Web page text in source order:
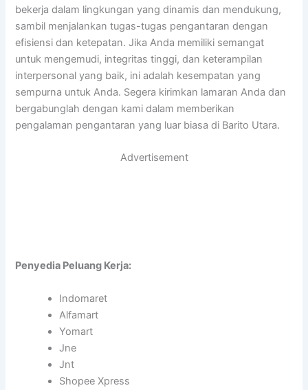
bekerja dalam lingkungan yang dinamis dan mendukung,
sambil menjalankan tugas-tugas pengantaran dengan
efisiensi dan ketepatan. Jika Anda memiliki semangat
untuk mengemudi, integritas tinggi, dan keterampilan
interpersonal yang baik, ini adalah kesempatan yang
sempurna untuk Anda. Segera kirimkan lamaran Anda dan
bergabunglah dengan kami dalam memberikan
pengalaman pengantaran yang luar biasa di Barito Utara.
Advertisement
Penyedia Peluang Kerja:
Indomaret
Alfamart
Yomart
Jne
Jnt
Shopee Xpress